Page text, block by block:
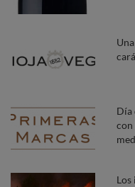
Día
con
Los